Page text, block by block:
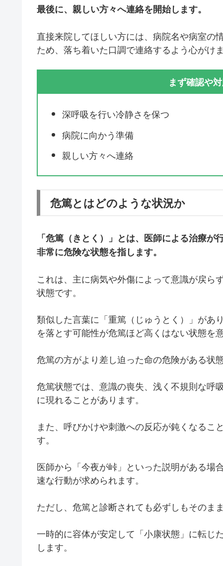
最後に、親しい方々へ連絡を開始します。
直接来院してほしい方には、病院名や病室の
ため、落ち着いた口調で連絡するよう心がけま
まず確認や
深呼吸を行い冷静さを保つ
病院に向かう準備
親しい方々へ連絡
危篤とはどのような状況か
「危篤（きとく）」とは、医師による治療
非常に危険な状態を指します。
これは、主に病気や外傷によって意識が戻ら
状態です。
類似した言葉に「重篤（じゅうとく）」があ
を落とす可能性が危篤ほど高くはない状態を
危篤の方がより差し迫った命の危険がある状
危篤状態では、意識の喪失、浅く不規則な呼
に現れることがあります。
また、呼びかけや刺激への反応が鈍くなるこ
す。
医師から「今夜が峠」といった説明がある場
速な行動が求められます。
ただし、危篤と診断されても必ずしもそのま
一時的に容体が安定して「小康状態」に転じ
します。